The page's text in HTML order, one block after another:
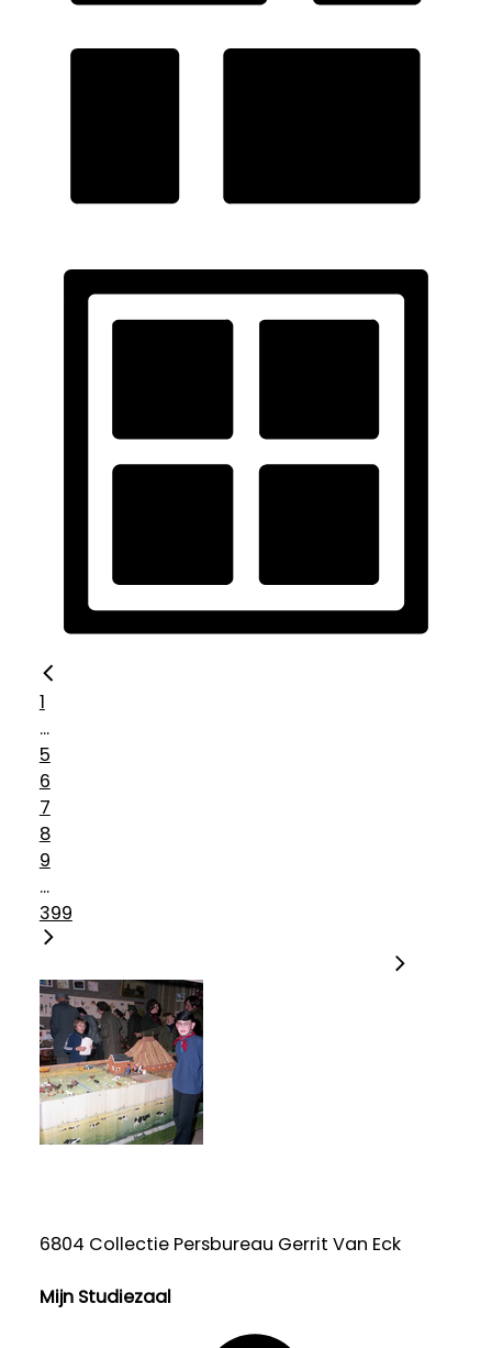
1
...
5
6
7
8
9
...
399
6804 Collectie Persbureau Gerrit Van Eck
Mijn Studiezaal